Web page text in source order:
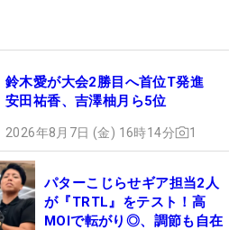
鈴木愛が大会2勝目へ首位T発進
安田祐香、吉澤柚月ら5位
2026年8月7日 (金) 16時14分 1
パターこじらせギア担当2人
が『TRTL』をテスト！高
MOIで転がり◎、調節も自在